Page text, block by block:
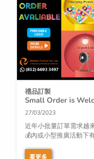
禮品訂製
Small Order is
27/03/2023
近年小批量訂單需求越
💰內或小型推廣活動下
看更多